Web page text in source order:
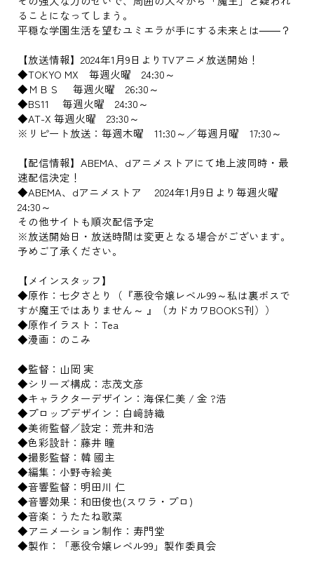
ることになってしまう。
平穏な学園生活を望むユミエラが手にする未来とは――？
【放送情報】2024年1月9日よりTVアニメ放送開始！
◆TOKYO MX 毎週火曜 24:30～
◆ＭＢＳ 毎週火曜 26:30～
◆BS11 毎週火曜 24:30～
◆AT-X 毎週火曜 23:30～
※リピート放送：毎週木曜 11:30～／毎週月曜 17:30～
【配信情報】ABEMA、dアニメストアにて地上波同時・最
速配信決定！
◆ABEMA、dアニメストア 2024年1月9日より毎週火曜
24:30～
その他サイトも順次配信予定
※放送開始日・放送時間は変更となる場合がございます。
予めご了承ください。
【メインスタッフ】
◆原作：七夕さとり（『悪役令嬢レベル99～私は裏ボスで
すが魔王ではありません～ 』（カドカワBOOKS刊））
◆原作イラスト：Tea
◆漫画：のこみ
◆監督：山岡 実
◆シリーズ構成：志茂文彦
◆キャラクターデザイン：海保仁美 / 金 ?浩
◆プロップデザイン：白﨑詩織
◆美術監督／設定：荒井和浩
◆色彩設計：藤井 瞳
◆撮影監督：韓 國主
◆編集：小野寺絵美
◆音響監督：明田川 仁
◆音響効果：和田俊也(スワラ・プロ)
◆音楽：うたたね歌菜
◆アニメーション制作：寿門堂
◆製作：「悪役令嬢レベル99」製作委員会